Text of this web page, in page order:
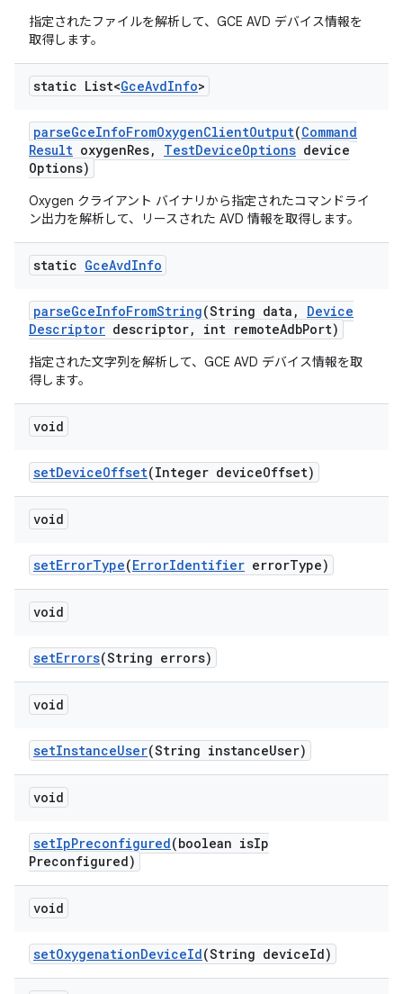
指定されたファイルを解析して、GCE AVD デバイス情報を
取得します。
static List<GceAvdInfo>
parseGceInfoFromOxygenClientOutput(Command
Result oxygenRes, TestDeviceOptions device
Options)
Oxygen クライアント バイナリから指定されたコマンドライ
ン出力を解析して、リースされた AVD 情報を取得します。
static GceAvdInfo
parseGceInfoFromString(String data ,
Device
Descriptor descriptor, int remoteAdbPort)
指定された文字列を解析して、GCE AVD デバイス情報を取
得します。
void
setDeviceOffset(Integer deviceOffset)
void
setErrorType(ErrorIdentifier errorType)
void
setErrors(String errors)
void
setInstanceUser(String instanceUser)
void
setIpPreconfigured(boolean isIp
Preconfigured)
void
setOxygenationDeviceId(String deviceId)